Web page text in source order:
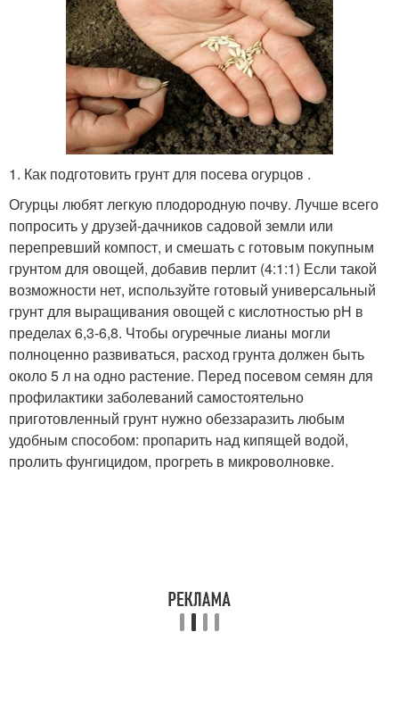
1. Как подготовить грунт для посева огурцов .
Огурцы любят легкую плодородную почву. Лучше всего
попросить у друзей-дачников садовой земли или
перепревший компост, и смешать с готовым покупным
грунтом для овощей, добавив перлит (4:1:1) Если такой
возможности нет, используйте готовый универсальный
грунт для выращивания овощей с кислотностью рН в
пределах 6,3-6,8. Чтобы огуречные лианы могли
полноценно развиваться, расход грунта должен быть
около 5 л на одно растение. Перед посевом семян для
профилактики заболеваний самостоятельно
приготовленный грунт нужно обеззаразить любым
удобным способом: пропарить над кипящей водой,
пролить фунгицидом, прогреть в микроволновке.